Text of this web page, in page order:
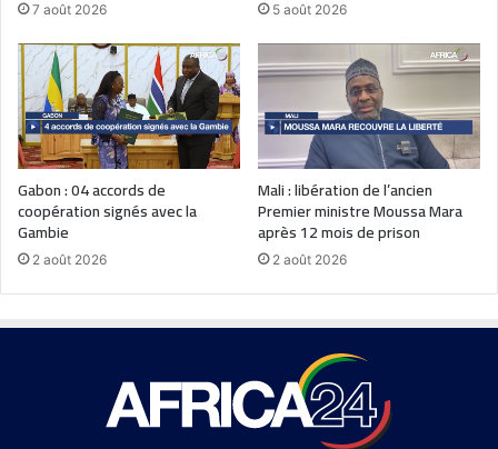
7 août 2026 5 août 2026
Gabon : 04 accords de
coopération signés avec la
Gambie
2 août 2026
Mali : libération de l’ancien
Premier ministre Moussa Mara
après 12 mois de prison
2 août 2026